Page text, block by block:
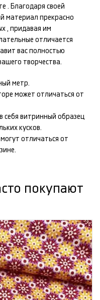
. Благодаря своей
материал прекрасно
, придавая им
отличается
вас полностью
творчества.
метр.
может отличаться от
витринный образец
кусков.
отличаться от
покупают